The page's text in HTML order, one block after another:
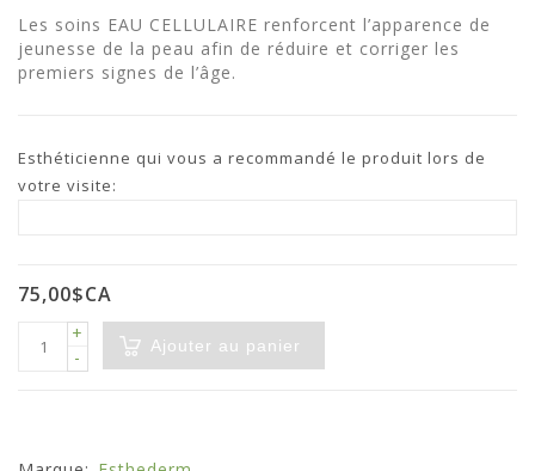
Les soins EAU CELLULAIRE renforcent l’apparence de
jeunesse de la peau afin de réduire et corriger les
premiers signes de l’âge.
Esthéticienne qui vous a recommandé le produit lors de
votre visite:
75,00$CA
+
-
Ajouter au panier